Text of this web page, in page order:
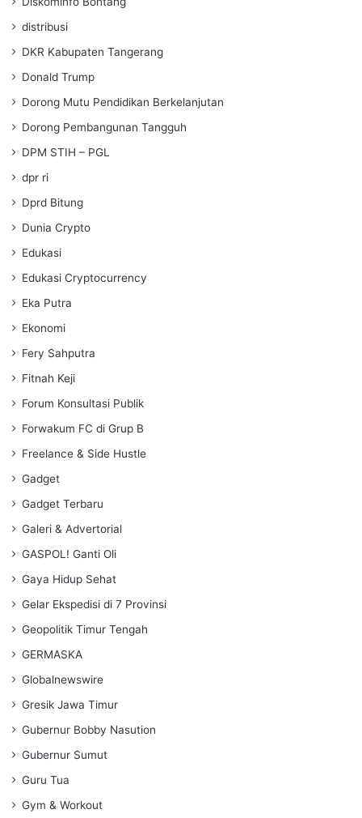
distribusi
DKR Kabupaten Tangerang
Donald Trump
Dorong Mutu Pendidikan Berkelanjutan
Dorong Pembangunan Tangguh
DPM STIH – PGL
dpr ri
Dprd Bitung
Dunia Crypto
Edukasi
Edukasi Cryptocurrency
Eka Putra
Ekonomi
Fery Sahputra
Fitnah Keji
Forum Konsultasi Publik
Forwakum FC di Grup B
Freelance & Side Hustle
Gadget
Gadget Terbaru
Galeri & Advertorial
GASPOL! Ganti Oli
Gaya Hidup Sehat
Gelar Ekspedisi di 7 Provinsi
Geopolitik Timur Tengah
GERMASKA
Globalnewswire
Gresik Jawa Timur
Gubernur Bobby Nasution
Gubernur Sumut
Guru Tua
Gym & Workout